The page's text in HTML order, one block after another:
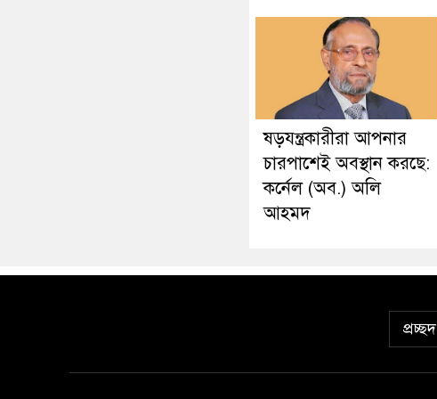
ষড়যন্ত্রকারীরা আপনার
চারপাশেই অবস্থান করছে:
কর্নেল (অব.) অলি
আহমদ
প্রচ্ছদ